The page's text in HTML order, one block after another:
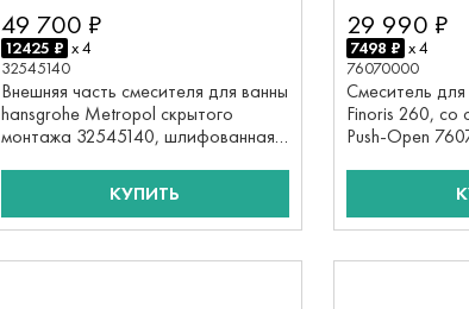
49 700 ₽
12425 ₽ x 4
32545140
Внешняя часть смесителя для ванны
hansgrohe Metropol скрытого
монтажа 32545140, шлифованная
КУПИТЬ
29 990 ₽
7498 ₽ x 4
76070000
Смеситель
Finoris 260, со
Push-Open